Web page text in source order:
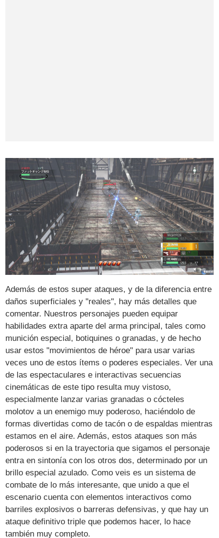
Además de estos super ataques, y de la diferencia entre
daños superficiales y "reales", hay más detalles que
comentar. Nuestros personajes pueden equipar
habilidades extra aparte del arma principal, tales como
munición especial, botiquines o granadas, y de hecho
usar estos "movimientos de héroe" para usar varias
veces uno de estos ítems o poderes especiales. Ver una
de las espectaculares e interactivas secuencias
cinemáticas de este tipo resulta muy vistoso,
especialmente lanzar varias granadas o cócteles
molotov a un enemigo muy poderoso, haciéndolo de
formas divertidas como de tacón o de espaldas mientras
estamos en el aire. Además, estos ataques son más
poderosos si en la trayectoria que sigamos el personaje
entra en sintonía con los otros dos, determinado por un
brillo especial azulado. Como veis es un sistema de
combate de lo más interesante, que unido a que el
escenario cuenta con elementos interactivos como
barriles explosivos o barreras defensivas, y que hay un
ataque definitivo triple que podemos hacer, lo hace
también muy completo.